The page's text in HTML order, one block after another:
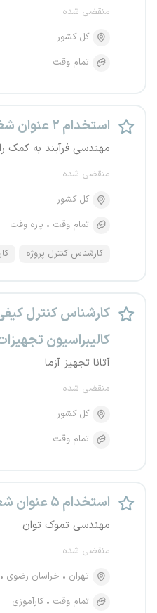
منقضی شده
کل کشور
تمام وقت
استخدام ۲ عنوان شغلی
مهندسی فرآیند به کمک
منقضی شده
کل کشور
تمام وقت
پاره وقت
کارشناس کنترل پروژه
کارشناس کنترل
کالیبراسیون
آتانا تجهیز آزما
منقضی شده
کل کشور
تمام وقت
استخدام ۵ عنوان شغلی
مهندسی تموک توان
منقضی شده
تهران
خراسان رضوی
تمام وقت
کارآموزی